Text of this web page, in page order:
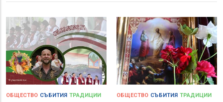
ОБЩЕСТВО СЪБИТИЯ ТРАДИЦИИ ОБЩЕСТВО СЪБИТИЯ ТРАДИЦИИ